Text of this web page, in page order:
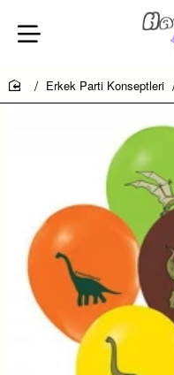
home
Erkek Parti Konseptleri